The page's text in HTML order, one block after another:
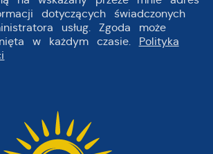
dotyczących świadczonych
usług. Zgoda może
w każdym czasie. Polityka